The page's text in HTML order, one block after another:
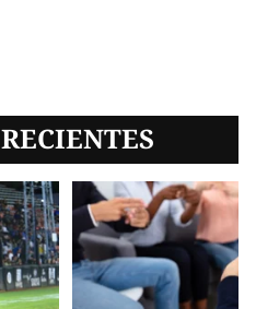
RECIENTES